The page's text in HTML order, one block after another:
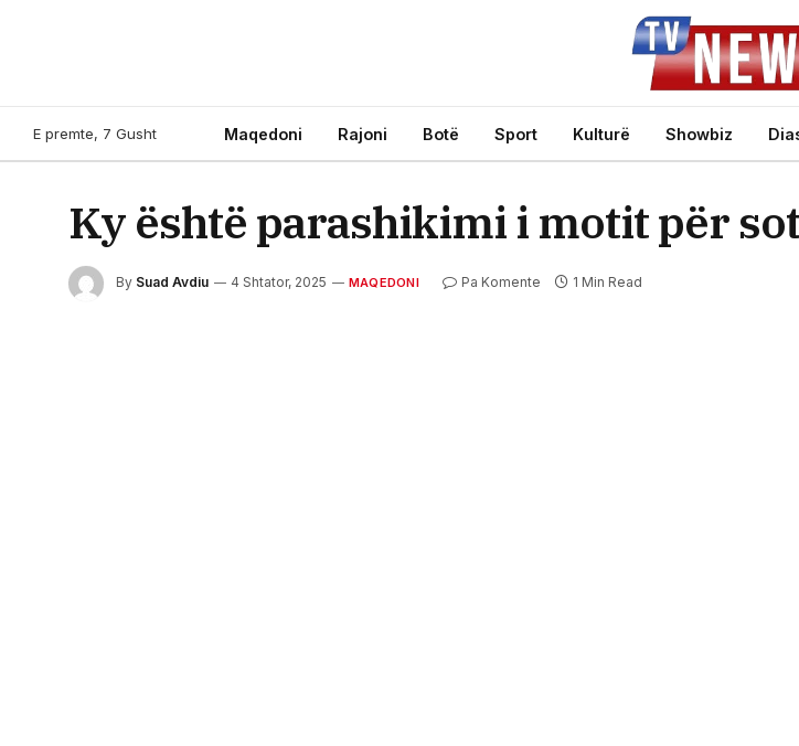
E premte, 7 Gusht Maqedoni Rajoni Botë Sport Kulturë Showbiz
Ky është parashikimi i motit për
By Suad Avdiu 4 Shtator, 2025 MAQEDONI Pa Komente 1 Min Read